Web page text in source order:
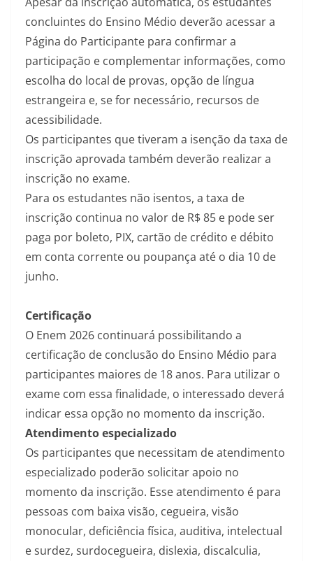
concluintes do Ensino Médio deverão acessar a
Página do Participante para confirmar a
participação e complementar informações, como
escolha do local de provas, opção de língua
estrangeira e, se for necessário, recursos de
acessibilidade.
Os participantes que tiveram a isenção da taxa de
inscrição aprovada também deverão realizar a
inscrição no exame.
Para os estudantes não isentos, a taxa de
inscrição continua no valor de R$ 85 e pode ser
paga por boleto, PIX, cartão de crédito e débito
em conta corrente ou poupança até o dia 10 de
junho.
Certificação
O Enem 2026 continuará possibilitando a
certificação de conclusão do Ensino Médio para
participantes maiores de 18 anos. Para utilizar o
exame com essa finalidade, o interessado deverá
indicar essa opção no momento da inscrição.
Atendimento especializado
Os participantes que necessitam de atendimento
especializado poderão solicitar apoio no
momento da inscrição. Esse atendimento é para
pessoas com baixa visão, cegueira, visão
monocular, deficiência física, auditiva, intelectual
e surdez, surdocegueira, dislexia, discalculia,